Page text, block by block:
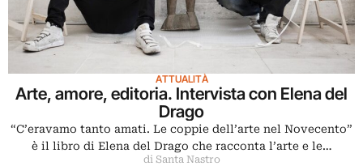
ATTUALITÀ
Arte, amore, editoria. Intervista con Elena del
Drago
“C’eravamo tanto amati. Le coppie dell’arte nel Novecento”
è il libro di Elena del Drago che racconta l’arte e le…
di Santa Nastro